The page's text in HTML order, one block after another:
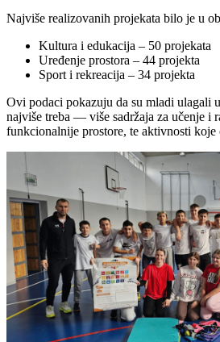
Najviše realizovanih projekata bilo je u
Kultura i edukacija – 50 projekata
Uređenje prostora – 44 projekta
Sport i rekreacija – 34 projekta
Ovi podaci pokazuju da su mladi ulagali
najviše treba — više sadržaja za učenje i
funkcionalnije prostore, te aktivnosti